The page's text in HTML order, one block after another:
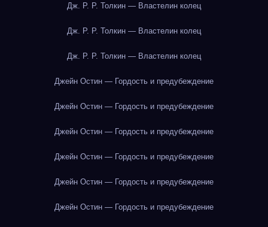
Дж. Р. Р. Толкин — Властелин колец
Дж. Р. Р. Толкин — Властелин колец
Дж. Р. Р. Толкин — Властелин колец
Джейн Остин — Гордость и предубеждение
Джейн Остин — Гордость и предубеждение
Джейн Остин — Гордость и предубеждение
Джейн Остин — Гордость и предубеждение
Джейн Остин — Гордость и предубеждение
Джейн Остин — Гордость и предубеждение